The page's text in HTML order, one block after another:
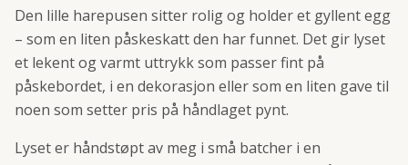
Den lille harepusen sitter rolig og holder et gyllent egg
– som en liten påskeskatt den har funnet. Det gir lyset
et lekent og varmt uttrykk som passer fint på
påskebordet, i en dekorasjon eller som en liten gave til
noen som setter pris på håndlaget pynt.
Lyset er håndstøpt av meg i små batcher i en